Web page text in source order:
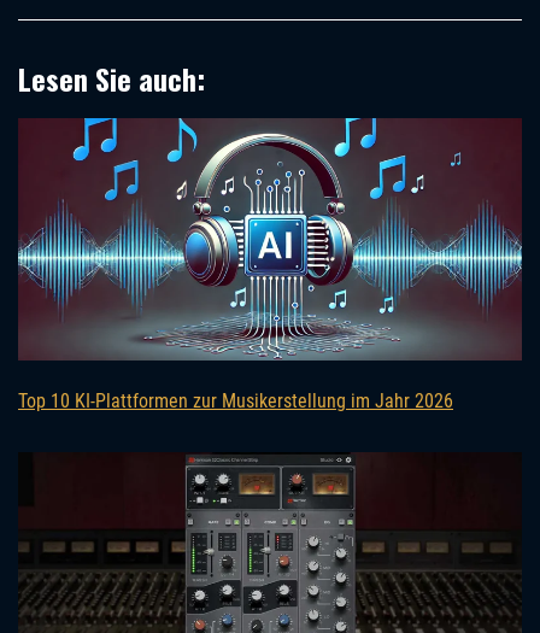
Lesen Sie auch:
Top 10 KI-Plattformen zur Musikerstellung im Jahr 2026